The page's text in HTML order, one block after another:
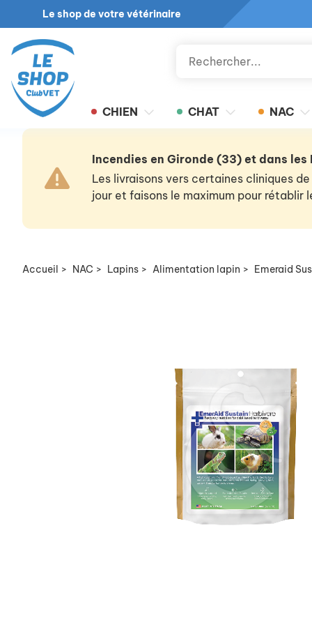
Le shop de votre vétérinaire
CHIEN CHAT NAC
Incendies en Gironde (33) et dans
Les livraisons vers certaines cliniques
jour et faisons le maximum pour rétablir
Accueil > NAC > Lapins > Alimentation lapin > Emeraid